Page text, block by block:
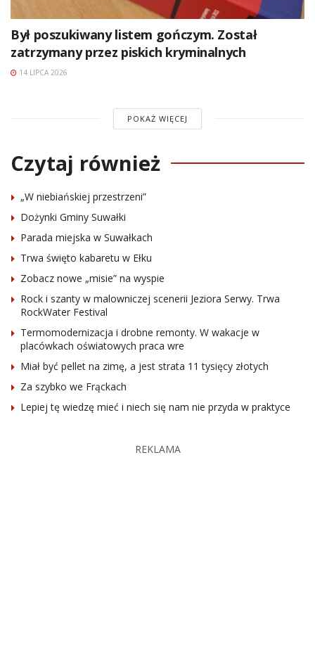
Był poszukiwany listem gończym. Został
zatrzymany przez piskich kryminalnych
14 LIPCA 2026
POKAŻ WIĘCEJ
Czytaj również
„W niebiańskiej przestrzeni”
Dożynki Gminy Suwałki
Parada miejska w Suwałkach
Trwa święto kabaretu w Ełku
Zobacz nowe „misie” na wyspie
Rock i szanty w malowniczej scenerii Jeziora Serwy. Trwa
RockWater Festival
Termomodernizacja i drobne remonty. W wakacje w
placówkach oświatowych praca wre
Miał być pellet na zimę, a jest strata 11 tysięcy złotych
Za szybko we Frąckach
Lepiej tę wiedzę mieć i niech się nam nie przyda w praktyce
REKLAMA